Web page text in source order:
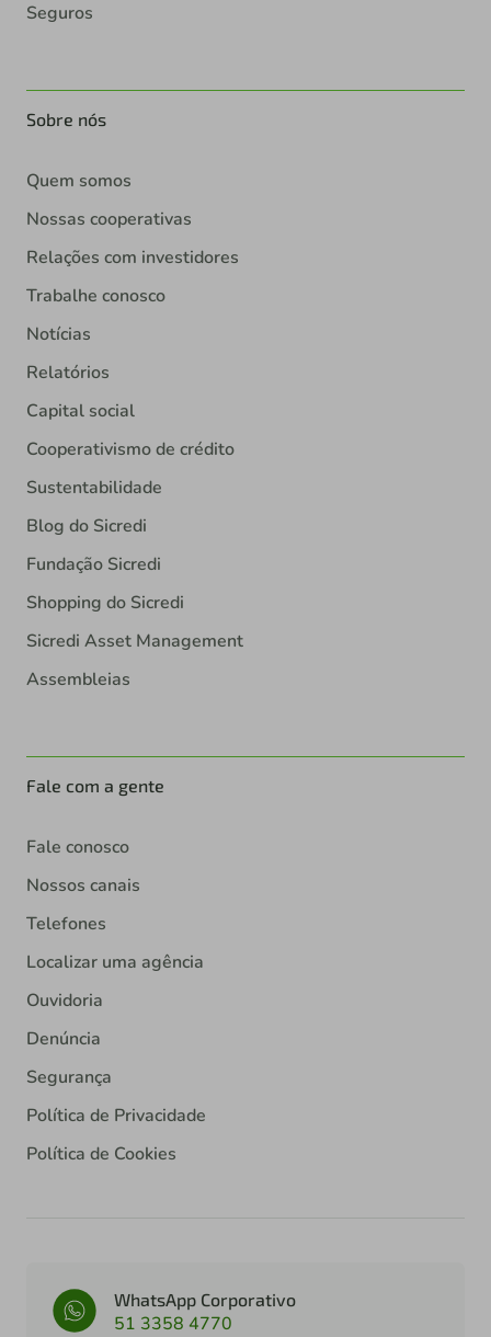
Seguros
Sobre nós
Quem somos
Nossas cooperativas
Relações com investidores
Trabalhe conosco
Notícias
Relatórios
Capital social
Cooperativismo de crédito
Sustentabilidade
Blog do Sicredi
Fundação Sicredi
Shopping do Sicredi
Sicredi Asset Management
Assembleias
Fale com a gente
Fale conosco
Nossos canais
Telefones
Localizar uma agência
Ouvidoria
Denúncia
Segurança
Política de Privacidade
Política de Cookies
WhatsApp Corporativo
51 3358 4770